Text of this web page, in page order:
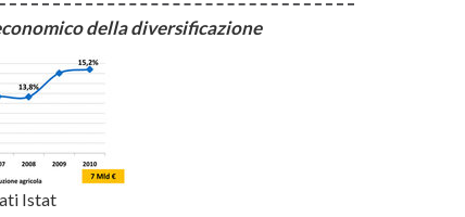
della diversificazione
Istat